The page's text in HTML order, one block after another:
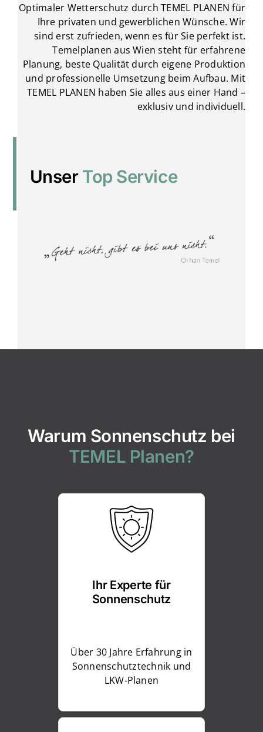
Optimaler Wetterschutz durch TEMEL PLANEN für
Ihre privaten und gewerblichen Wünsche. Wir
sind erst zufrieden, wenn es für Sie perfekt ist.
Temelplanen aus Wien steht für erfahrene
Planung, beste Qualität durch eigene Produktion
und professionelle Umsetzung beim Aufbau. Mit
TEMEL PLANEN haben Sie alles aus einer Hand –
exklusiv und individuell.
UnserTop Service
Warum Sonnenschutz bei
TEMEL Planen?
Ihr Experte für
Sonnenschutz
Über 30 Jahre Erfahrung in
Sonnenschutztechnik und
LKW-Planen